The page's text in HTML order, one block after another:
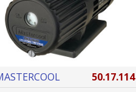
50.17.114